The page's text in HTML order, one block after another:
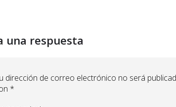
una respuesta
dirección de correo electrónico no será
*